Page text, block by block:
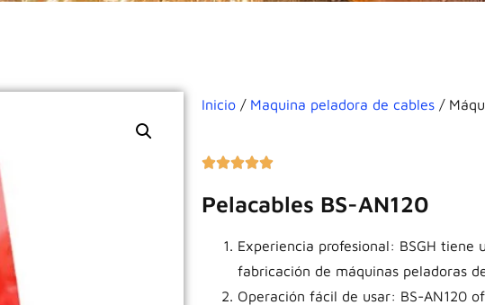
Inicio / Maquina peladora de cables /
Pelacables BS-AN120
Experiencia profesional: BSGH tiene
fabricación de máquinas peladoras
Operación fácil de usar: BS-AN120